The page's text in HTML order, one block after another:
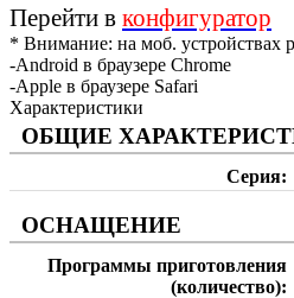
Перейти в конфигуратор
* Внимание: на моб. устройствах
-Android в браузере Chrome
-Apple в браузере Safari
Характеристики
ОБЩИЕ
Серия
ОСНАЩЕНИЕ
Программы приготовления
(количество)